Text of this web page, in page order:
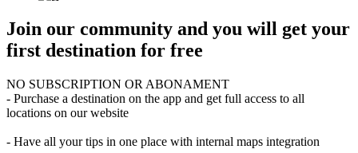
Join our community and you will get your
first destination for free
NO SUBSCRIPTION OR ABONAMENT
- Purchase a destination on the app and get full access to all
locations on our website
- Have all your tips in one place with internal maps integration